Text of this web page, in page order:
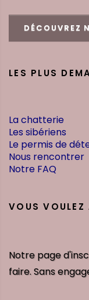
DÉCOUVREZ
LES PLUS
La chatterie
Les sibériens
Le permis de
Nous rencontrer
Notre FAQ
VOUS VOULEZ
Notre page
faire. Sans